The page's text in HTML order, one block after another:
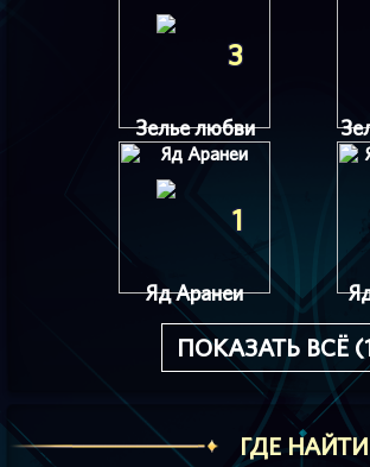
3
Зелье любви
1
Яд Аранеи
ПОКАЗАТЬ ВСЁ
ГДЕ НАЙТИ